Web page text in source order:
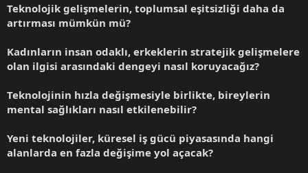
Teknolojik gelişmelerin, toplumsal eşitsizliği daha da
artırması mümkün mü?
Kadınların insan odaklı, erkeklerin stratejik gelişmelere
olan ilgisi arasındaki dengeyi nasıl koruyacağız?
Teknolojinin hızla değişmesiyle birlikte, bireylerin
mental sağlıkları nasıl etkilenebilir?
Yeni teknolojiler, küresel iş gücü piyasasında hangi
alanlarda en fazla değişime yol açacak?